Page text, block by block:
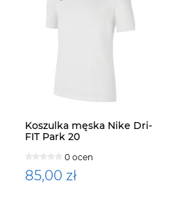
Koszulka męska Nike Dri-
FIT Park 20
0 ocen
85,00 zł